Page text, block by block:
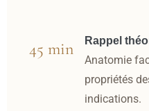
45 min Rappel
Anatomie
propriétés
indications.